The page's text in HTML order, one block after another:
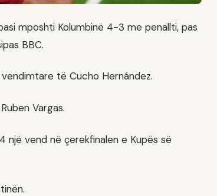
mposhti Kolumbinë 4-3 me penallti, pas
BBC.
të Cucho Hernández.
Vargas.
një vend në çerekfinalen e Kupës së